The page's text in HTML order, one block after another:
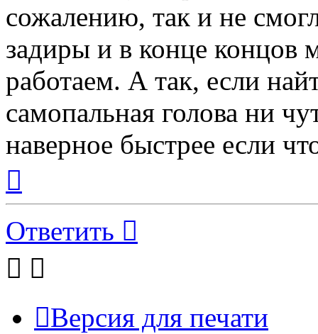
сожалению, так и не
задиры и в конце концов
работаем. А так, если
самопальная голова ни
наверное быстрее если
началу
Ответить
Версия для печати